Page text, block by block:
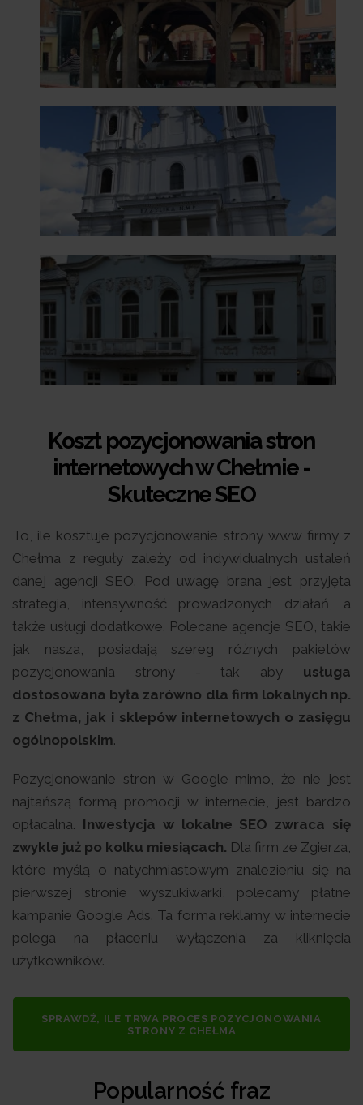
Koszt pozycjonowania stron
internetowych w Chełmie -
Skuteczne SEO
To, ile kosztuje pozycjonowanie strony www firmy z
Chełma z reguły zależy od indywidualnych ustaleń
danej agencji SEO. Pod uwagę brana jest przyjęta
strategia, intensywność prowadzonych działań, a
także usługi dodatkowe. Polecane agencje SEO, takie
jak nasza, posiadają szereg różnych pakietów
pozycjonowania strony - tak aby usługa
dostosowana była zarówno dla firm lokalnych np.
z Chełma, jak i sklepów internetowych o zasięgu
ogólnopolskim.
Pozycjonowanie stron w Google mimo, że nie jest
najtańszą formą promocji w internecie, jest bardzo
opłacalna. Inwestycja w lokalne SEO zwraca się
zwykle już po kolku miesiącach. Dla firm ze Zgierza,
które myślą o natychmiastowym znalezieniu się na
pierwszej stronie wyszukiwarki, polecamy płatne
kampanie Google Ads. Ta forma reklamy w internecie
polega na płaceniu wyłączenia za kliknięcia
użytkowników.
SPRAWDŹ, ILE TRWA PROCES POZYCJONOWANIA
STRONY Z CHEŁMA
Popularność fraz